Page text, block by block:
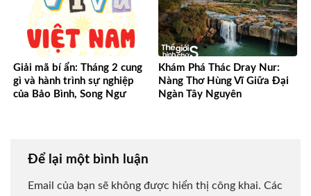
Giải mã bí ẩn: Tháng 2 cung
gì và hành trình sự nghiệp
của Bảo Bình, Song Ngư
Khám Phá Thác Dray Nur:
Nàng Thơ Hùng Vĩ Giữa Đại
Ngàn Tây Nguyên
Để lại một bình luận
Email của bạn sẽ không được hiển thị công khai. Các